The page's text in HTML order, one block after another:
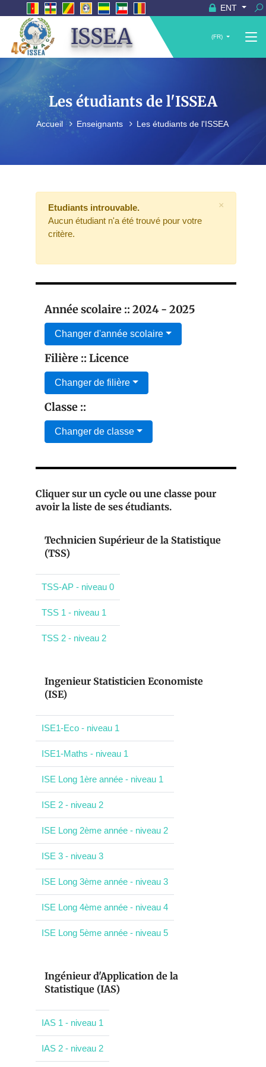
ENT
ISSEA (FR)
Les étudiants de l'ISSEA
Accueil Enseignants Les étudiants de l'ISSEA
Etudiants introuvable.
Aucun étudiant n'a été trouvé pour votre
critère.
×
Année scolaire :: 2024 - 2025
Changer d'année scolaire
Filière :: Licence
Changer de filière
Classe ::
Changer de classe
Cliquer sur un cycle ou une classe pour
avoir la liste de ses étudiants.
Technicien Supérieur de la Statistique
(TSS)
TSS-AP - niveau 0
TSS 1 - niveau 1
TSS 2 - niveau 2
Ingenieur Statisticien Economiste
(ISE)
ISE1-Eco - niveau 1
ISE1-Maths - niveau 1
ISE Long 1ère année - niveau 1
ISE 2 - niveau 2
ISE Long 2ème année - niveau 2
ISE 3 - niveau 3
ISE Long 3ème année - niveau 3
ISE Long 4ème année - niveau 4
ISE Long 5ème année - niveau 5
Ingénieur d'Application de la
Statistique (IAS)
IAS 1 - niveau 1
IAS 2 - niveau 2